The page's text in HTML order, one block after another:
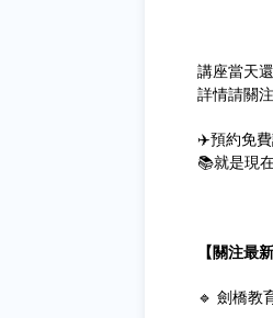
講座當天
詳情請關
✈️預約免費
📚就是現
【關注最
🔹 劍橋教